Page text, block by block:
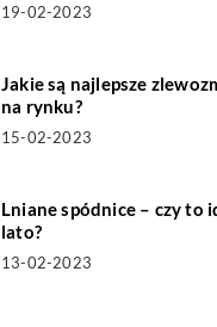
19-02-2023
Jakie są najlepsze
na rynku?
15-02-2023
Lniane spódnice – czy to
lato?
13-02-2023